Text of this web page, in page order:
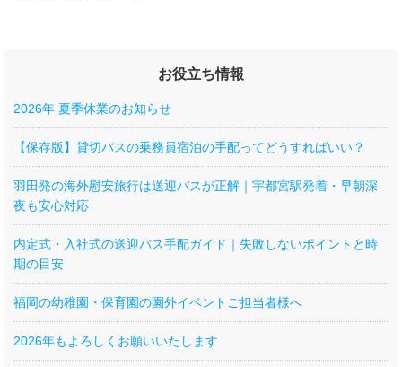
お役立ち情報
2026年 夏季休業のお知らせ
【保存版】貸切バスの乗務員宿泊の手配ってどうすればいい？
羽田発の海外慰安旅行は送迎バスが正解｜宇都宮駅発着・早朝深
夜も安心対応
内定式・入社式の送迎バス手配ガイド｜失敗しないポイントと時
期の目安
福岡の幼稚園・保育園の園外イベントご担当者様へ
2026年もよろしくお願いいたします